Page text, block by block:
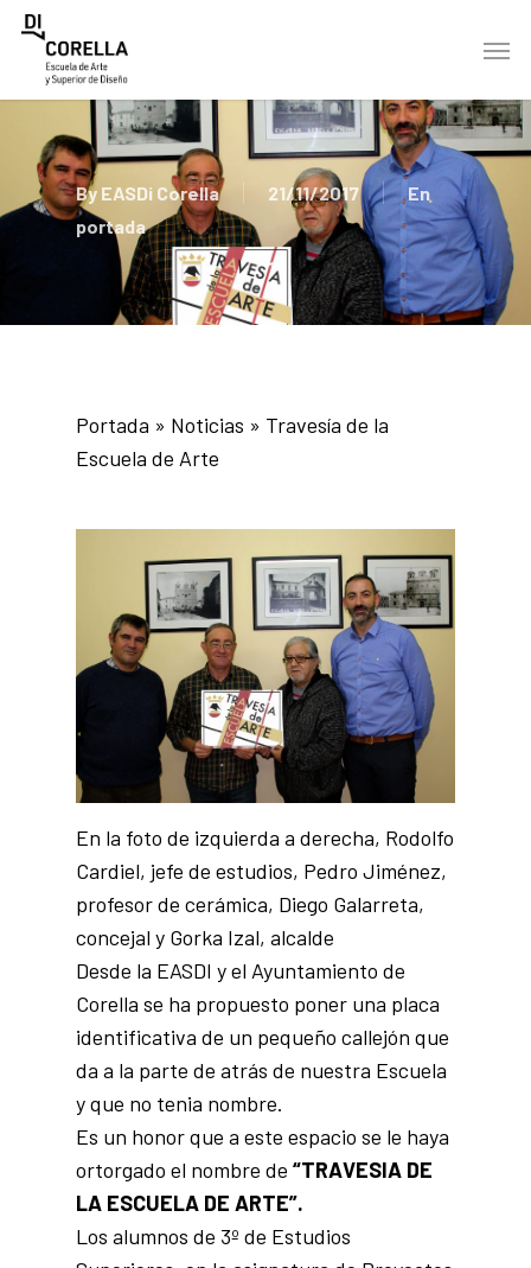
Skip
Menu
By EASDi Corella 21/11/2017
En
portada
Portada » Noticias » Travesía de la
Escuela de Arte
En la foto de izquierda a derecha, Rodolfo
Cardiel, jefe de estudios, Pedro Jiménez,
profesor de cerámica, Diego Galarreta,
concejal y Gorka Izal, alcalde
Desde la EASDI y el Ayuntamiento de
Corella se ha propuesto poner una placa
identificativa de un pequeño callejón que
da a la parte de atrás de nuestra Escuela
y que no tenia nombre.
Es un honor que a este espacio se le haya
ortorgado el nombre de “TRAVESIA DE
LA ESCUELA DE ARTE”.
Los alumnos de 3º de Estudios